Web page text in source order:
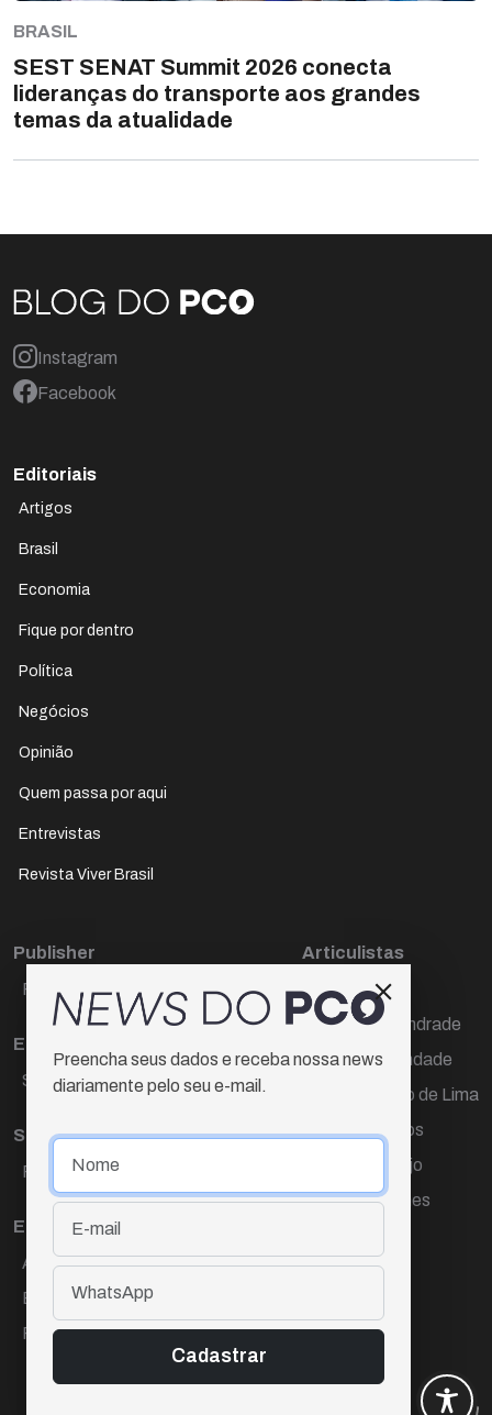
BRASIL
SEST SENAT Summit 2026 conecta
lideranças do transporte aos grandes
temas da atualidade
Instagram
Facebook
Editoriais
Artigos
Brasil
Economia
Fique por dentro
Política
Negócios
Opinião
Quem passa por aqui
Entrevistas
Revista Viver Brasil
Publisher
Paulo Cesar de Oliveira
Editora Chefe
Sueli Cotta
Sub-editora
Raquel Ayres
Equipe
Ana Lúcia Cortez
Eliane Hardy
Fernando Torres
Articulistas
Décio Freire
Dr Marcos Andrade
Hamilton Trindade
Igor Carvalho de Lima
Mario Campos
Renata Araújo
Wagner Gomes
Preencha seus dados e receba nossa news
diariamente pelo seu e-mail.